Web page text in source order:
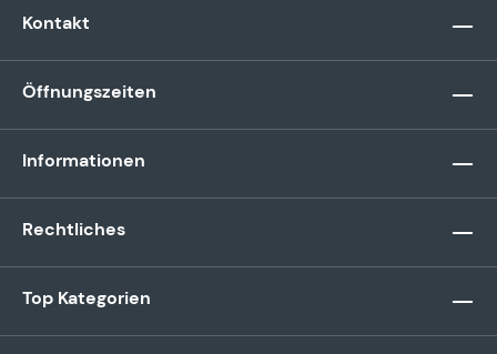
Kontakt
Öffnungszeiten
Informationen
Rechtliches
Top Kategorien